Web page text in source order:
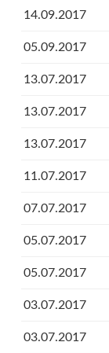
14.09.2017
05.09.2017
13.07.2017
13.07.2017
13.07.2017
11.07.2017
07.07.2017
05.07.2017
05.07.2017
03.07.2017
03.07.2017